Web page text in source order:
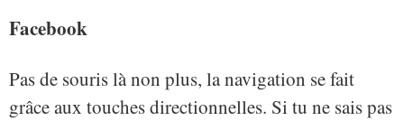
Facebook
Pas de souris là non plus, la navigation se fait
grâce aux touches directionnelles. Si tu ne sais pas